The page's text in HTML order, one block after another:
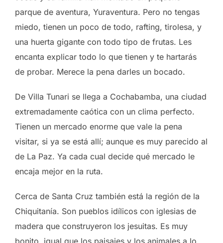
parque de aventura, Yuraventura. Pero no tengas
miedo, tienen un poco de todo, rafting, tirolesa, y
una huerta gigante con todo tipo de frutas. Les
encanta explicar todo lo que tienen y te hartarás
de probar. Merece la pena darles un bocado.
De Villa Tunari se llega a Cochabamba, una ciudad
extremadamente caótica con un clima perfecto.
Tienen un mercado enorme que vale la pena
visitar, si ya se está allí; aunque es muy parecido al
de La Paz. Ya cada cual decide qué mercado le
encaja mejor en la ruta.
Cerca de Santa Cruz también está la región de la
Chiquitanía. Son pueblos idílicos con iglesias de
madera que construyeron los jesuitas. Es muy